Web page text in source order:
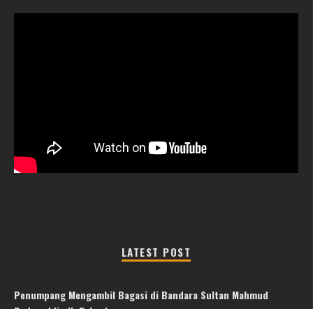
LATEST POST
Penumpang Mengambil Bagasi di Bandara Sultan Mahmud